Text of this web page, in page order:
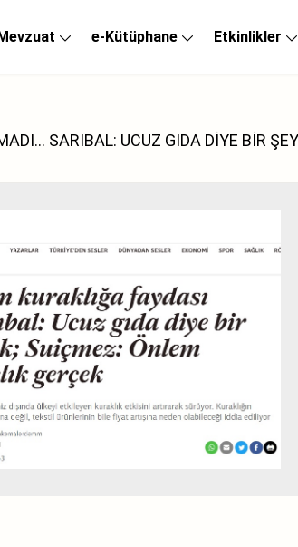
e-Kütüphane Etkinlikler
SARIBAL: UCUZ GIDA DİYE BİR